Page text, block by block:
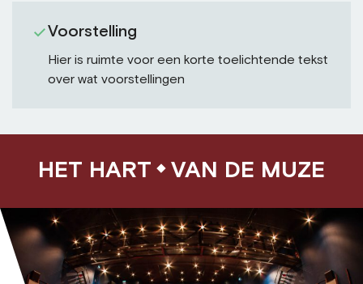
Voorstelling
Hier is ruimte voor een korte toelichtende tekst
over wat voorstellingen
HET HART VAN DE MUZE